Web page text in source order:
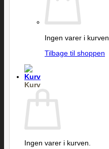
Ingen varer i kurven.
Tilbage til shoppen
Kurv
Ingen varer i kurven.